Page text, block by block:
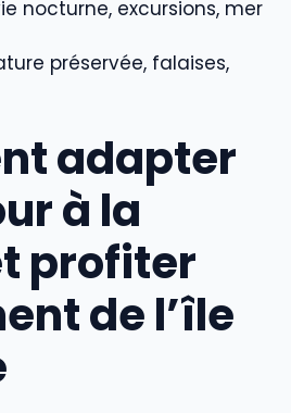
nocturne, excursions, mer
préservée, falaises,
adapter
à la
profiter
de l’île